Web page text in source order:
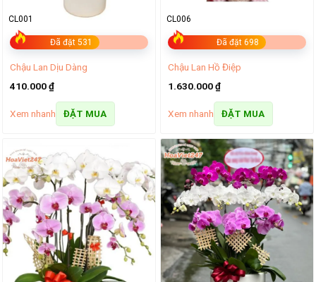
Đã đặt 531
CL001
Chậu Lan Dịu Dàng
410.000₫
Xem nhanh ĐẶT MUA
Đã đặt 698
CL006
Chậu Lan Hồ Điệp
1.630.000₫
Xem nhanh ĐẶT MUA